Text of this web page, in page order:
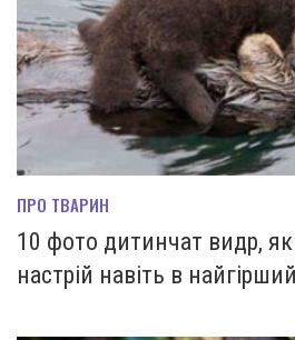
ПРО ТВАРИН
10 фото дитинчат видр,
настрій навіть в